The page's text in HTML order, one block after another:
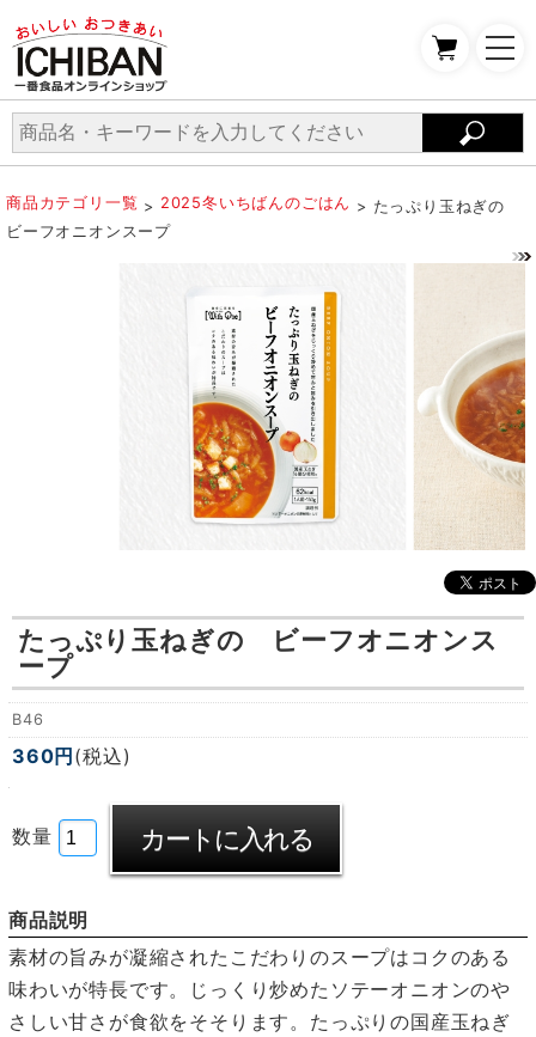
商品カテゴリ一覧 > 2025冬いちばんのごはん > たっぷり玉ねぎの
ビーフオニオンスープ
たっぷり玉ねぎの ビーフオニオンス
ープ
B46
360円 (税込)
数量
商品説明
素材の旨みが凝縮されたこだわりのスープはコクのある
味わいが特長です。じっくり炒めたソテーオニオンのや
さしい甘さが食欲をそそります。たっぷりの国産玉ねぎ